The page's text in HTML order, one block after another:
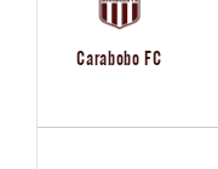
Carabobo FC